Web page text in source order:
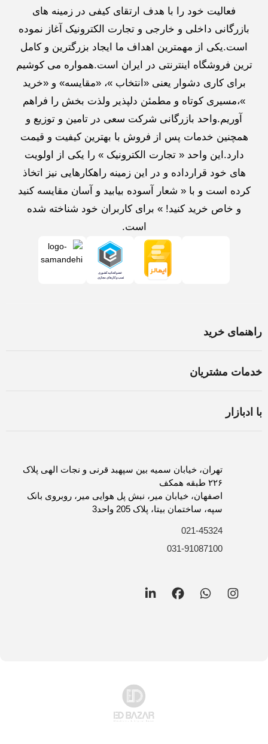
فعالیت خود را با هدف ارتقای کیفی در زمینه های
بازرگانی داخلی و خارجی و تجارت الکترونیک آغاز نموده
است.یکی از مهمترین اهداف ما ایجاد بزرگترین و کامل
ترین فروشگاه اینترنتی در ایران است.همواره می کوشیم
برای کاری دشوار یعنی «انتخاب »، «مقایسه» و «خرید
»،مسیری کوتاه و مطمئن دلپذیر ولذت بخش را فراهم
آوریم.واحد بازرگانی شرکت سعی در تامین و توزیع و
همچنین خدمات پس از فروش با بهترین کیفیت و قیمت
دارد.این واحد « تجارت الکترونیک » را یکی از اولویت
های خود قرارداده و در این زمینه راهکارهایی نیز اتخاذ
کرده است و با « شعار آسوده بیابید و آسان مقایسه کنید
و خاص خرید کنید! » برای کاربران خود شناخته شده
است.
راهنمای خرید
ثبت سفارش
روش های ارسال کالا
خدمات مشتریان
با ادبازار
تماس با ادبازار
فرصت های شغلی
تهران، خیابان سمیه بین سپهبد قرنی و نجات الهی پلاک
۲۲۶ طبقه همکف
اصفهان، خیابان میر، نبش پل هوایی میر، روبروی بانک
سپه، ساختمان بیتا، پلاک 205 واحد3
021-45324
031-91087100
Instagram
WhatsApp
Facebook
LinkedIn